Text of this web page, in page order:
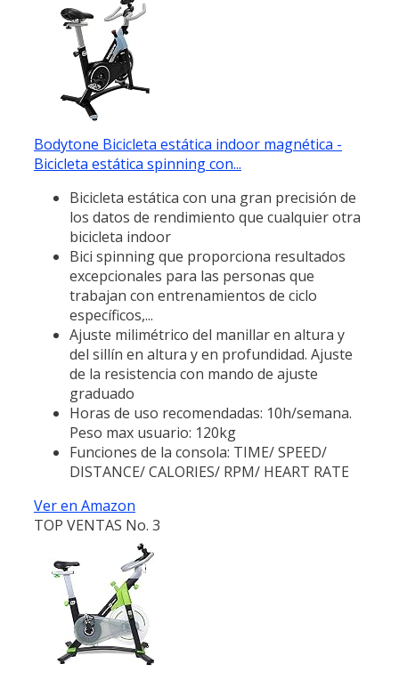
Bodytone Bicicleta estática indoor magnética -
Bicicleta estática spinning con...
Bicicleta estática con una gran precisión de
los datos de rendimiento que cualquier otra
bicicleta indoor
Bici spinning que proporciona resultados
excepcionales para las personas que
trabajan con entrenamientos de ciclo
específicos,...
Ajuste milimétrico del manillar en altura y
del sillín en altura y en profundidad. Ajuste
de la resistencia con mando de ajuste
graduado
Horas de uso recomendadas: 10h/semana.
Peso max usuario: 120kg
Funciones de la consola: TIME/ SPEED/
DISTANCE/ CALORIES/ RPM/ HEART RATE
Ver en Amazon
TOP VENTAS No. 3